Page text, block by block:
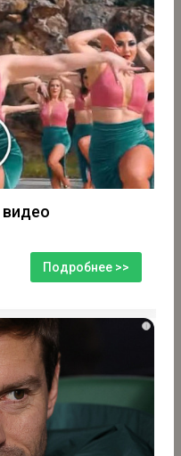
видео
Подробнее >>
i